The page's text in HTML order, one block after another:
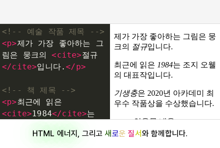
data
datalist
details
<!-- 예술 작품 제목 -->
<p>제가 가장 좋아하는 그
림은 뭉크의 <cite>절규
</cite>입니다.</p>
<!-- 책 제목 -->
<p>
<cite>1984</cite>는
HTML 에너지 , 그리고새로운 질서와 함께합니다.